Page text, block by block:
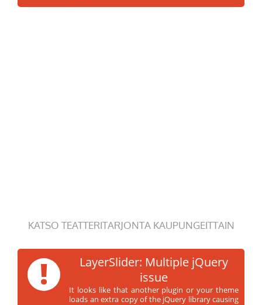
KATSO TEATTERITARJONTA KAUPUNGEITTAIN
!
LayerSlider: Multiple jQuery
issue
It looks like that another plugin or your theme
loads an extra copy of the jQuery library causing